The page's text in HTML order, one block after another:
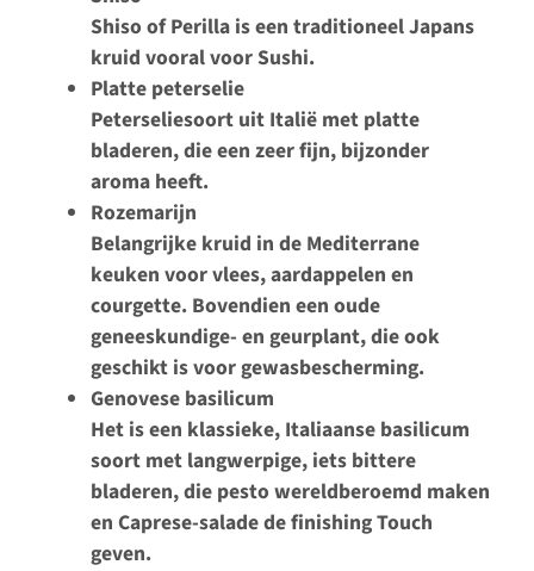
Shiso of Perilla is een traditioneel Japans
kruid vooral voor Sushi.
Platte peterselie
Peterseliesoort uit Italië met platte
bladeren, die een zeer fijn, bijzonder
aroma heeft.
Rozemarijn
Belangrijke kruid in de Mediterrane
keuken voor vlees, aardappelen en
courgette. Bovendien een oude
geneeskundige- en geurplant, die ook
geschikt is voor gewasbescherming.
Genovese basilicum
Het is een klassieke, Italiaanse basilicum
soort met langwerpige, iets bittere
bladeren, die pesto wereldberoemd maken
en Caprese-salade de finishing Touch
geven.